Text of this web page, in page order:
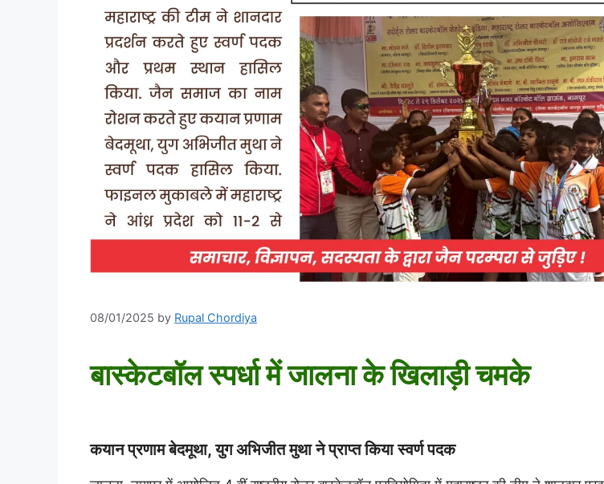
08/01/2025 by Rupal Chordiya
बास्केटबॉल स्पर्धा में जालना के खिलाड़ी चमके
कयान प्रणाम बेदमूथा, युग अभिजीत मुथा ने प्राप्त किया स्वर्ण पदक